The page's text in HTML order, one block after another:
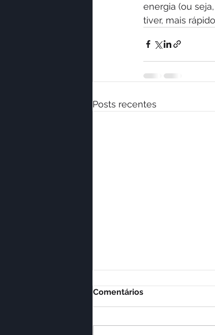
energia (ou
tiver, mais
Posts recentes
Comentários